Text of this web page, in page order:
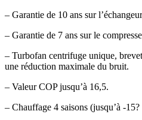
– Garantie de 10 ans sur
– Garantie de 7 ans sur le
– Turbofan centrifuge unique,
une réduction maximale du bruit.
– Valeur COP jusqu’à 16,5.
– Chauffage 4 saisons (jusqu’à -